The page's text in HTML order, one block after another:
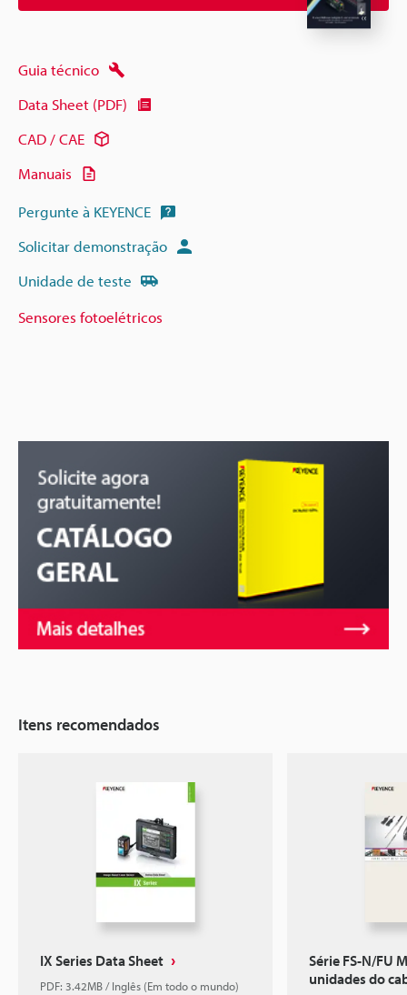
Guia técnico
Data Sheet (PDF)
CAD / CAE
Manuais
Pergunte à KEYENCE
Solicitar demonstração
Unidade de teste
Sensores fotoelétricos
Itens recomendados
IX Series Data Sheet
PDF: 3.42MB / Inglês (Em todo o mundo)
Série FS-N/FU
unidades do